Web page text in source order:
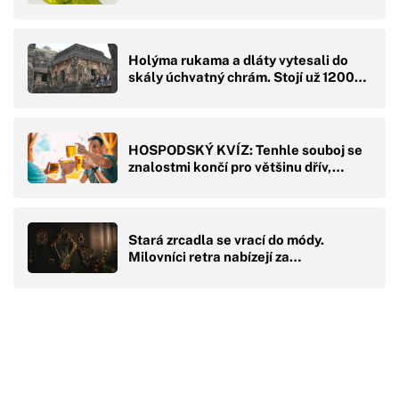
Holýma rukama a dláty vytesali do
skály úchvatný chrám. Stojí už 1200…
HOSPODSKÝ KVÍZ: Tenhle souboj se
znalostmi končí pro většinu dřív,…
Stará zrcadla se vrací do módy.
Milovníci retra nabízejí za…